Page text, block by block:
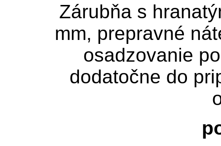
Zárubňa s
mm, prepravné
osadzovanie
dodatočne do